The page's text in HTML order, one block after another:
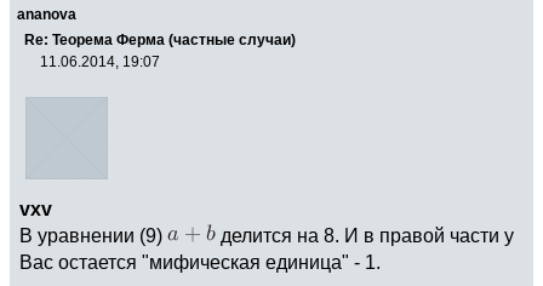
ananova
Re: Теорема Ферма (частные случаи)
11.06.2014, 19:07
vxv
В уравнении (9)
делится на 8. И в правой части у
Вас остается "мифическая единица" - 1.